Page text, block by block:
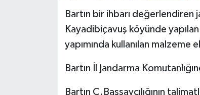
Bartın bir ihbarı
Kayadibiçavuş köyünde
yapımında kullanılan malzeme
Bartın İl Jandarma
Bartın C.Başsavcılığının
Yerel Yönetimler